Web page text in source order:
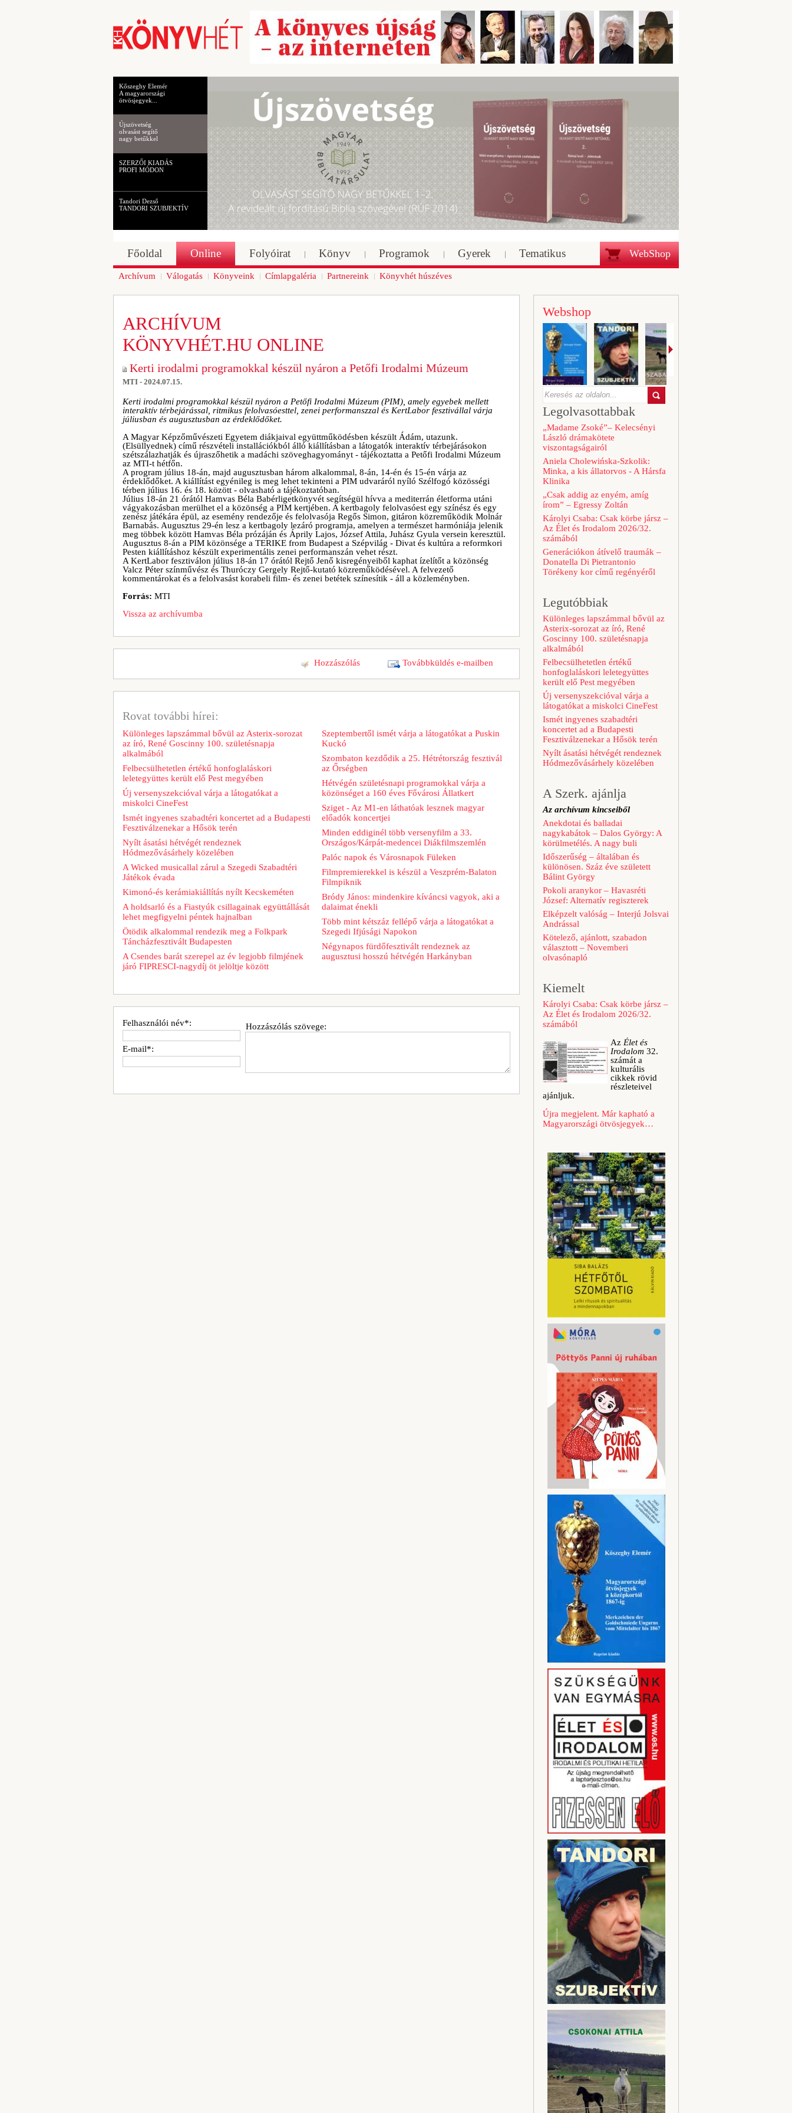
Kőszeghy Elemér
A magyarországi
ötvösjegyek...
Újszövetség
olvasást segítő
nagy betűkkel
SZERZŐI KIADÁS
PROFI MÓDON
Tandori Dezső
TANDORI SZUBJEKTÍV
WebShop
Főoldal Online Folyóirat Könyv Programok Gyerek Tematikus
Archívum Válogatás Könyveink Címlapgaléria Partnereink Könyvhét húszéves
ARCHÍVUM
KÖNYVHÉT.HU ONLINE
Kerti irodalmi programokkal készül nyáron a Petőfi Irodalmi Múzeum
MTI - 2024.07.15.
Kerti irodalmi programokkal készül nyáron a Petőfi Irodalmi Múzeum (PIM), amely egyebek mellett
interaktív térbejárással, ritmikus felolvasóesttel, zenei performanszzal és KertLabor fesztivállal várja
júliusban és augusztusban az érdeklődőket.
A Magyar Képzőművészeti Egyetem diákjaival együttműködésben készült Ádám, utazunk.
(Elsüllyednek) című részvételi installációkból álló kiállításban a látogatók interaktív térbejárásokon
szétszálazhatják és újraszőhetik a madáchi szöveghagyományt - tájékoztatta a Petőfi Irodalmi Múzeum
az MTI-t hétfőn.
A program július 18-án, majd augusztusban három alkalommal, 8-án, 14-én és 15-én várja az
érdeklődőket. A kiállítást egyénileg is meg lehet tekinteni a PIM udvaráról nyíló Szélfogó közösségi
térben július 16. és 18. között - olvasható a tájékoztatóban.
Július 18-án 21 órától Hamvas Béla Babérligetkönyvét segítségül hívva a mediterrán életforma utáni
vágyakozásban merülhet el a közönség a PIM kertjében. A kertbagoly felolvasóest egy színész és egy
zenész játékára épül, az esemény rendezője és felolvasója Regős Simon, gitáron közreműködik Molnár
Barnabás. Augusztus 29-én lesz a kertbagoly lezáró programja, amelyen a természet harmóniája jelenik
meg többek között Hamvas Béla prózáján és Áprily Lajos, József Attila, Juhász Gyula versein keresztül.
Augusztus 8-án a PIM közönsége a TERIKE from Budapest a Szépvilág - Divat és kultúra a reformkori
Pesten kiállításhoz készült experimentális zenei performanszán vehet részt.
A KertLabor fesztiválon július 18-án 17 órától Rejtő Jenő kisregényeiből kaphat ízelítőt a közönség
Valcz Péter színművész és Thuróczy Gergely Rejtő-kutató közreműködésével. A felvezető
kommentárokat és a felolvasást korabeli film- és zenei betétek színesítik - áll a közleményben.
Forrás: MTI
Vissza az archívumba
Továbbküldés e-mailben
Hozzászólás
Rovat további hírei:
Különleges lapszámmal bővül az Asterix-sorozat
az író, René Goscinny 100. születésnapja
alkalmából
Felbecsülhetetlen értékű honfoglaláskori
leletegyüttes került elő Pest megyében
Új versenyszekcióval várja a látogatókat a
miskolci CineFest
Ismét ingyenes szabadtéri koncertet ad a Budapesti
Fesztiválzenekar a Hősök terén
Nyílt ásatási hétvégét rendeznek
Hódmezővásárhely közelében
A Wicked musicallal zárul a Szegedi Szabadtéri
Játékok évada
Kimonó-és kerámiakiállítás nyílt Kecskeméten
A holdsarló és a Fiastyúk csillagainak együttállását
lehet megfigyelni péntek hajnalban
Ötödik alkalommal rendezik meg a Folkpark
Táncházfesztivált Budapesten
A Csendes barát szerepel az év legjobb filmjének
járó FIPRESCI-nagydíj öt jelöltje között
Szeptembertől ismét várja a látogatókat a Puskin
Kuckó
Szombaton kezdődik a 25. Hétrétország fesztivál
az Őrségben
Hétvégén születésnapi programokkal várja a
közönséget a 160 éves Fővárosi Állatkert
Sziget - Az M1-en láthatóak lesznek magyar
előadók koncertjei
Minden eddiginél több versenyfilm a 33.
Országos/Kárpát-medencei Diákfilmszemlén
Palóc napok és Városnapok Füleken
Filmpremierekkel is készül a Veszprém-Balaton
Filmpiknik
Bródy János: mindenkire kíváncsi vagyok, aki a
dalaimat énekli
Több mint kétszáz fellépő várja a látogatókat a
Szegedi Ifjúsági Napokon
Négynapos fürdőfesztivált rendeznek az
augusztusi hosszú hétvégén Harkányban
Hozzászólás szövege:
Felhasználói név*:
E-mail*:
Webshop
Legolvasottabbak
„Madame Zsoké”– Kelecsényi
László drámakötete
viszontagságairól
Aniela Cholewińska-Szkolik:
Minka, a kis állatorvos - A Hársfa
Klinika
„Csak addig az enyém, amíg
írom” – Egressy Zoltán
Károlyi Csaba: Csak körbe jársz –
Az Élet és Irodalom 2026/32.
számából
Generációkon átívelő traumák –
Donatella Di Pietrantonio
Törékeny kor című regényéről
Legutóbbiak
Különleges lapszámmal bővül az
Asterix-sorozat az író, René
Goscinny 100. születésnapja
alkalmából
Felbecsülhetetlen értékű
honfoglaláskori leletegyüttes
került elő Pest megyében
Új versenyszekcióval várja a
látogatókat a miskolci CineFest
Ismét ingyenes szabadtéri
koncertet ad a Budapesti
Fesztiválzenekar a Hősök terén
Nyílt ásatási hétvégét rendeznek
Hódmezővásárhely közelében
A Szerk. ajánlja
Az archívum kincseiből
Anekdotai és balladai
nagykabátok – Dalos György: A
körülmetélés. A nagy buli
Időszerűség – általában és
különösen. Száz éve született
Bálint György
Pokoli aranykor – Havasréti
József: Alternatív regiszterek
Elképzelt valóság – Interjú Jolsvai
Andrással
Kötelező, ajánlott, szabadon
választott – Novemberi
olvasónapló
Kiemelt
Károlyi Csaba: Csak körbe jársz –
Az Élet és Irodalom 2026/32.
számából
Az Élet és
Irodalom 32.
számát a
kulturális
cikkek rövid
részleteivel
ajánljuk.
Újra megjelent. Már kapható a
Magyarországi ötvösjegyek…